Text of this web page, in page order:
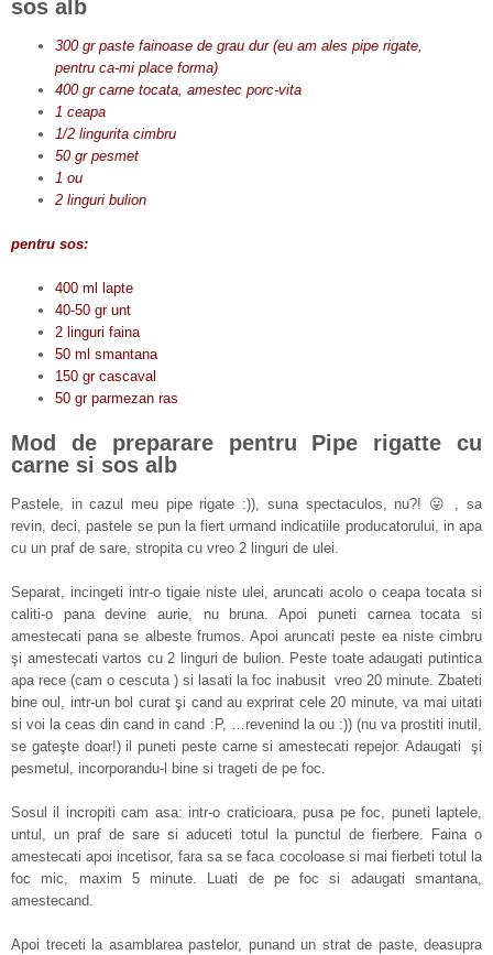
sos alb
300 gr paste fainoase de grau dur (eu am ales pipe rigate,
pentru ca-mi place forma)
400 gr carne tocata, amestec porc-vita
1 ceapa
1/2 lingurita cimbru
50 gr pesmet
1 ou
2 linguri bulion
pentru sos:
400 ml lapte
40-50 gr unt
2 linguri faina
50 ml smantana
150 gr cascaval
50 gr parmezan ras
Mod de preparare pentru Pipe rigatte cu
carne si sos alb
Pastele, in cazul meu pipe rigate :)), suna spectaculos, nu?! 😛 , sa
revin, deci, pastele se pun la fiert urmand indicatiile producatorului, in apa
cu un praf de sare, stropita cu vreo 2 linguri de ulei.
Separat, incingeti intr-o tigaie niste ulei, aruncati acolo o ceapa tocata si
caliti-o pana devine aurie, nu bruna. Apoi puneti carnea tocata si
amestecati pana se albeste frumos. Apoi aruncati peste ea niste cimbru
şi amestecati vartos cu 2 linguri de bulion. Peste toate adaugati putintica
apa rece (cam o cescuta ) si lasati la foc inabusit vreo 20 minute. Zbateti
bine oul, intr-un bol curat şi cand au exprirat cele 20 minute, va mai uitati
si voi la ceas din cand in cand :P, …revenind la ou :)) (nu va prostiti inutil,
se gateşte doar!) il puneti peste carne si amestecati repejor. Adaugati şi
pesmetul, incorporandu-l bine si trageti de pe foc.
Sosul il incropiti cam asa: intr-o craticioara, pusa pe foc, puneti laptele,
untul, un praf de sare si aduceti totul la punctul de fierbere. Faina o
amestecati apoi incetisor, fara sa se faca cocoloase si mai fierbeti totul la
foc mic, maxim 5 minute. Luati de pe foc si adaugati smantana,
amestecand.
Apoi treceti la asamblarea pastelor, punand un strat de paste, deasupra